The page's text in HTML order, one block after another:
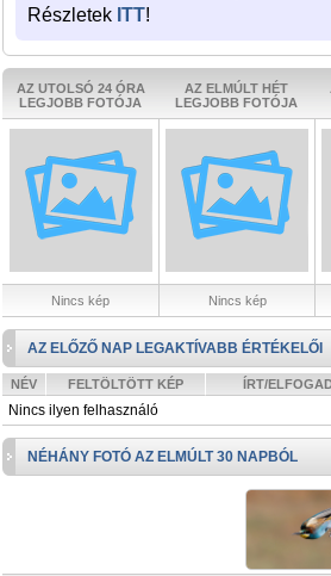
Részletek ITT!
AZ UTOLSÓ 24 ÓRA
LEGJOBB FOTÓJA
AZ ELMÚLT HÉT
LEGJOBB FOTÓJA
Nincs kép Nincs kép
AZ ELŐZŐ NAP LEGAKTÍVABB ÉRTÉKELŐI
NÉV FELTÖLTÖTT KÉP ÍRT/
Nincs ilyen felhasználó
NÉHÁNY FOTÓ AZ ELMÚLT 30 NAPBÓL